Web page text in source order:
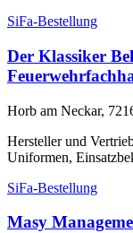
SiFa-Bestellung
Der Klassiker
Horb am Neckar,
Hersteller und
Uniformen,
SiFa-Bestellung
Masy